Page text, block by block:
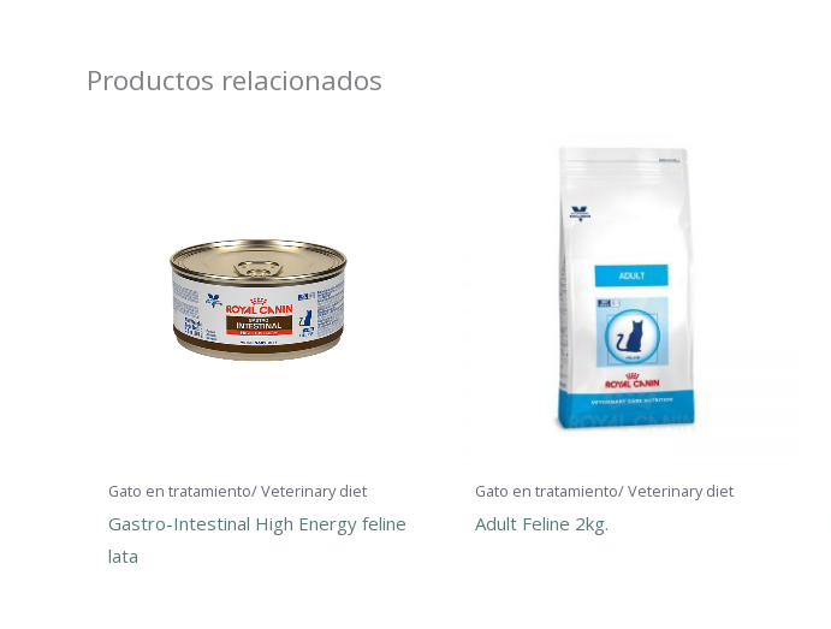
Productos relacionados
Gato en tratamiento/ Veterinary diet
Gastro-Intestinal High Energy feline
lata
Gato en tratamiento/ Veterinary diet
Adult Feline 2kg.